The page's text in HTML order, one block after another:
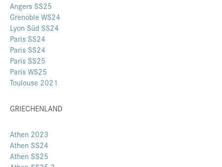
Angers SS25
Grenoble WS24
Lyon Süd SS24
Paris SS24
Paris SS24
Paris SS25
Paris WS25
Toulouse 2021
GRIECHENLAND
Athen 2023
Athen SS24
Athen SS25